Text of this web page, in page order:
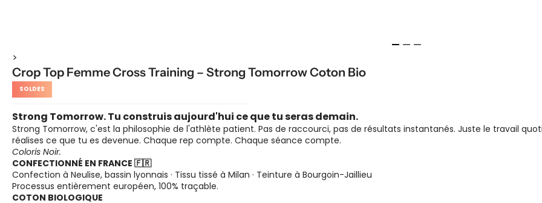
>
Crop Top Femme Cross Training – Strong Tomorrow Coton Bio
SOLDES
Strong Tomorrow. Tu construis aujourd'hui ce que tu seras demain.
Strong Tomorrow, c'est la philosophie de l'athlète patient. Pas de raccourci, pas de résultats instantanés. Juste le travail
réalises ce que tu es devenue. Chaque rep compte. Chaque séance compte.
Coloris Noir.
CONFECTIONNÉ EN FRANCE 🇫🇷
Confection à Neulise, bassin lyonnais · Tissu tissé à Milan · Teinture à Bourgoin-Jaillieu
Processus entièrement européen, 100% traçable.
COTON BIOLOGIQUE